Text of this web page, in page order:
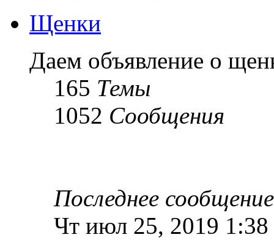
Щенки
Даем объявление о
165 Темы
1052 Сообщения
Последнее сообщение
Чт июл 25, 2019 1:38